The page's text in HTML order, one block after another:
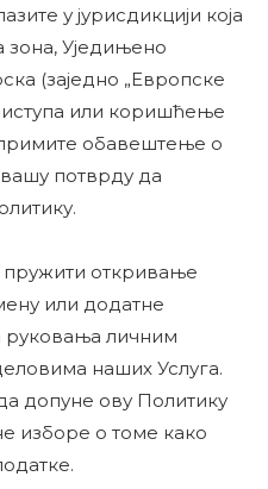
у јурисдикцији која
зона, Уједињено
(заједно „Европске
или коришћење
обавештење о
потврду да
откривање
или додатне
руковања личним
наших Услуга.
допуне ову Политику
изборе о томе како